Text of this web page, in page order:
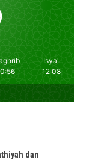
dan